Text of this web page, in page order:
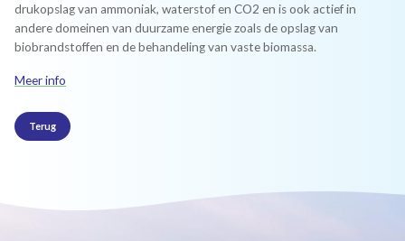
drukopslag van ammoniak, waterstof en CO2 en is ook actief in
andere domeinen van duurzame energie zoals de opslag van
biobrandstoffen en de behandeling van vaste biomassa.
Meer info
Terug